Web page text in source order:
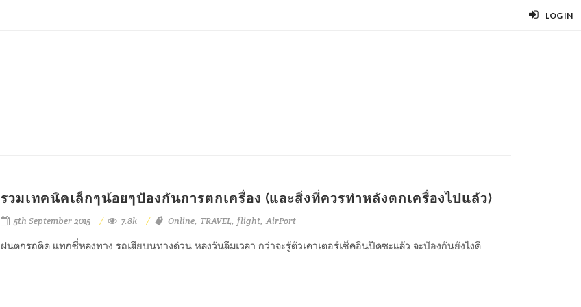
LOG IN
รวมเทคนิคเล็กๆน้อยๆป้องกันการตกเครื่อง (และสิ่งที่ควรทำหลังตกเครื่องไปแล้ว)
5th September 2015 7.8k Online TRAVEL flight AirPort
ฝนตกรถติด แทกซี่หลงทาง รถเสียบนทางด่วน หลงวันลืมเวลา กว่าจะรู้ตัวเคาเตอร์เช็คอินปิดซะแล้ว จะป้องกันยังไงดี